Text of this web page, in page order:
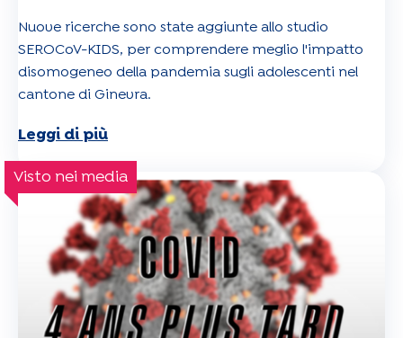
Nuove ricerche sono state aggiunte allo studio
SEROCoV-KIDS, per comprendere meglio l'impatto
disomogeneo della pandemia sugli adolescenti nel
cantone di Ginevra.
Leggi di più
Visto nei media